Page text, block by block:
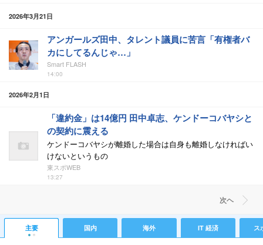
2026年3月21日
アンガールズ田中、タレント議員に苦言「有権者バ
カにしてるんじゃ…」
Smart FLASH
14:00
2026年2月1日
「違約金」は14億円 田中卓志、ケンドーコバヤシと
の契約に震える
ケンドーコバヤシが離婚した場合は自身も離婚しなければい
けないというもの
東スポWEB
13:27
次ヘ
主要 国内 海外 IT 経済 ス